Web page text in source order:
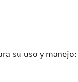
su uso y manejo: